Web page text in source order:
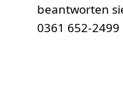
beantworten
0361 652-2499